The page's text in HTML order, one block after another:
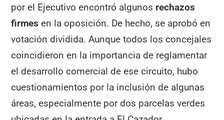
por el Ejecutivo encontró algunos rechazos
firmes en la oposición. De hecho, se aprobó en
votación dividida. Aunque todos los concejales
coincidieron en la importancia de reglamentar
el desarrollo comercial de ese circuito, hubo
cuestionamientos por la inclusión de algunas
áreas, especialmente por dos parcelas verdes